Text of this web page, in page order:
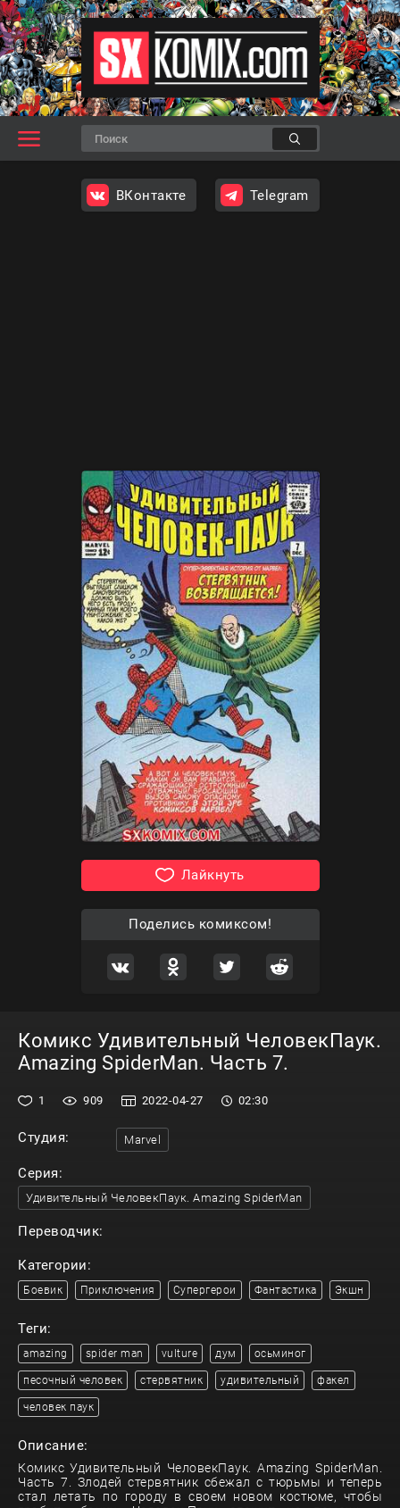
ВКонтакте Telegram
Лайкнуть
Поделись комиксом!
Комикс Удивительный ЧеловекПаук.
Amazing SpiderMan. Часть 7.
1 909 2022-04-27 02:30
Студия: Marvel
Серия:
Удивительный ЧеловекПаук. Amazing SpiderMan
Переводчик:
Категории:
Боевик Приключения Супергерои Фантастика Экшн
Теги:
amazing spider man vulture дум осьминог
песочный человек стервятник удивительный факел
человек паук
Описание:
Комикс Удивительный ЧеловекПаук. Amazing SpiderMan.
Часть 7. Злодей стервятник сбежал с тюрьмы и теперь
стал летать по городу в своем новом костюме, чтобы